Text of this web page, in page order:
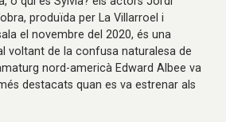
produïda per La Villarroel i
el novembre del 2020, és una
voltant de la confusa naturalesa de
nord-americà Edward Albee va
destacats quan es va estrenar als